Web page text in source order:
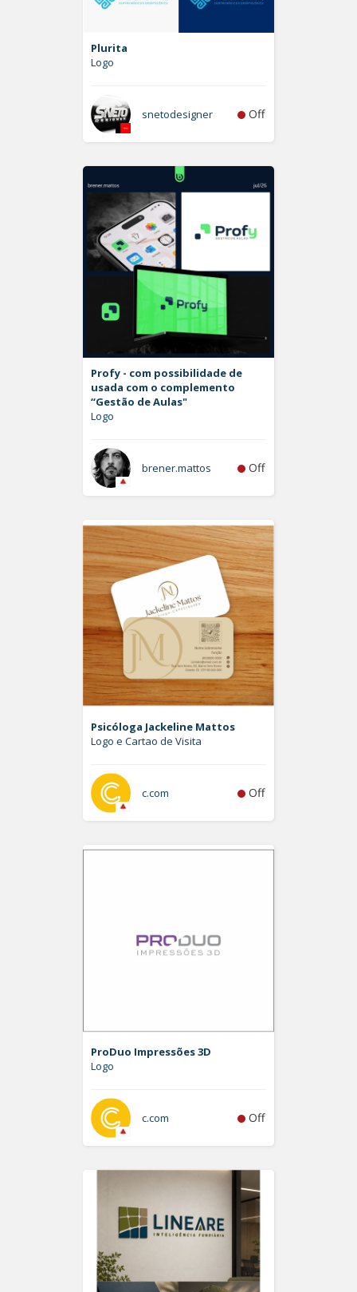
Plurita
Logo
snetodesigner Off
Profy - com possibilidade de
usada com o complemento
“Gestão de Aulas"
Logo
brener.mattos Off
Psicóloga Jackeline Mattos
Logo e Cartao de Visita
c.com Off
ProDuo Impressões 3D
Logo
c.com Off